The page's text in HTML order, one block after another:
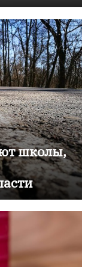
школы,